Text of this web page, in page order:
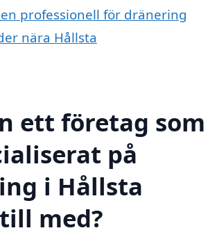
professionell för dränering
nära Hållsta
ett företag som
på
i Hållsta
med?